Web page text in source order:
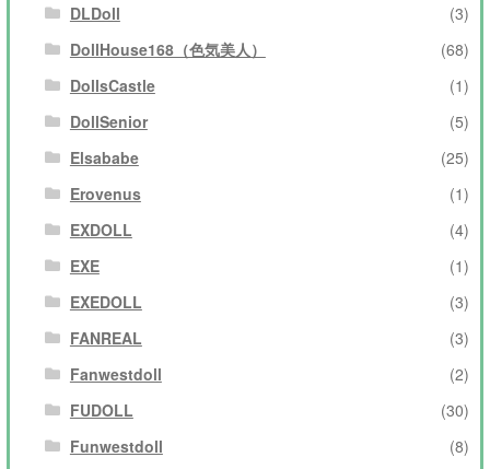
DLDoll
(3)
DollHouse168（色気美人）
(68)
DollsCastle
(1)
DollSenior
(5)
Elsababe
(25)
Erovenus
(1)
EXDOLL
(4)
EXE
(1)
EXEDOLL
(3)
FANREAL
(3)
Fanwestdoll
(2)
FUDOLL
(30)
Funwestdoll
(8)